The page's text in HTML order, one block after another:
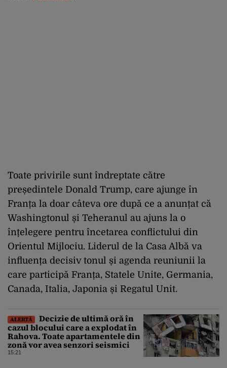
Toate privirile sunt îndreptate către
președintele Donald Trump, care ajunge în
Franța la doar câteva ore după ce a anunțat că
Washingtonul și Teheranul au ajuns la o
înțelegere pentru încetarea conflictului din
Orientul Mijlociu. Liderul de la Casa Albă va
influența decisiv tonul și agenda reuniunii la
care participă Franța, Statele Unite, Germania,
Canada, Italia, Japonia și Regatul Unit.
ALERTĂ
Decizie de ultimă oră în
cazul blocului care a explodat în
Rahova. Toate apartamentele din
zonă vor avea senzori seismici
15:21